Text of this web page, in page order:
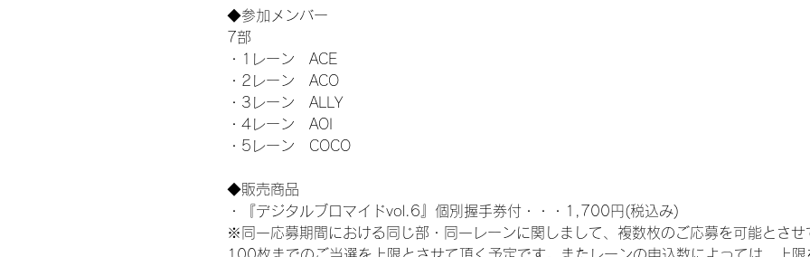
◆参加メンバー
7部
・1レーン　ACE
・2レーン　ACO
・3レーン　ALLY
・4レーン　AOI
・5レーン　COCO
◆販売商品
・『デジタルブロマイドvol.6』個別握手券付・・・1,700円(税込み)
※同一応募期間における同じ部・同一レーンに関しまして、複数枚のご応募を可能とさ
100枚までのご当選を上限とさせて頂く予定です。またレーンの申込数によっては、上